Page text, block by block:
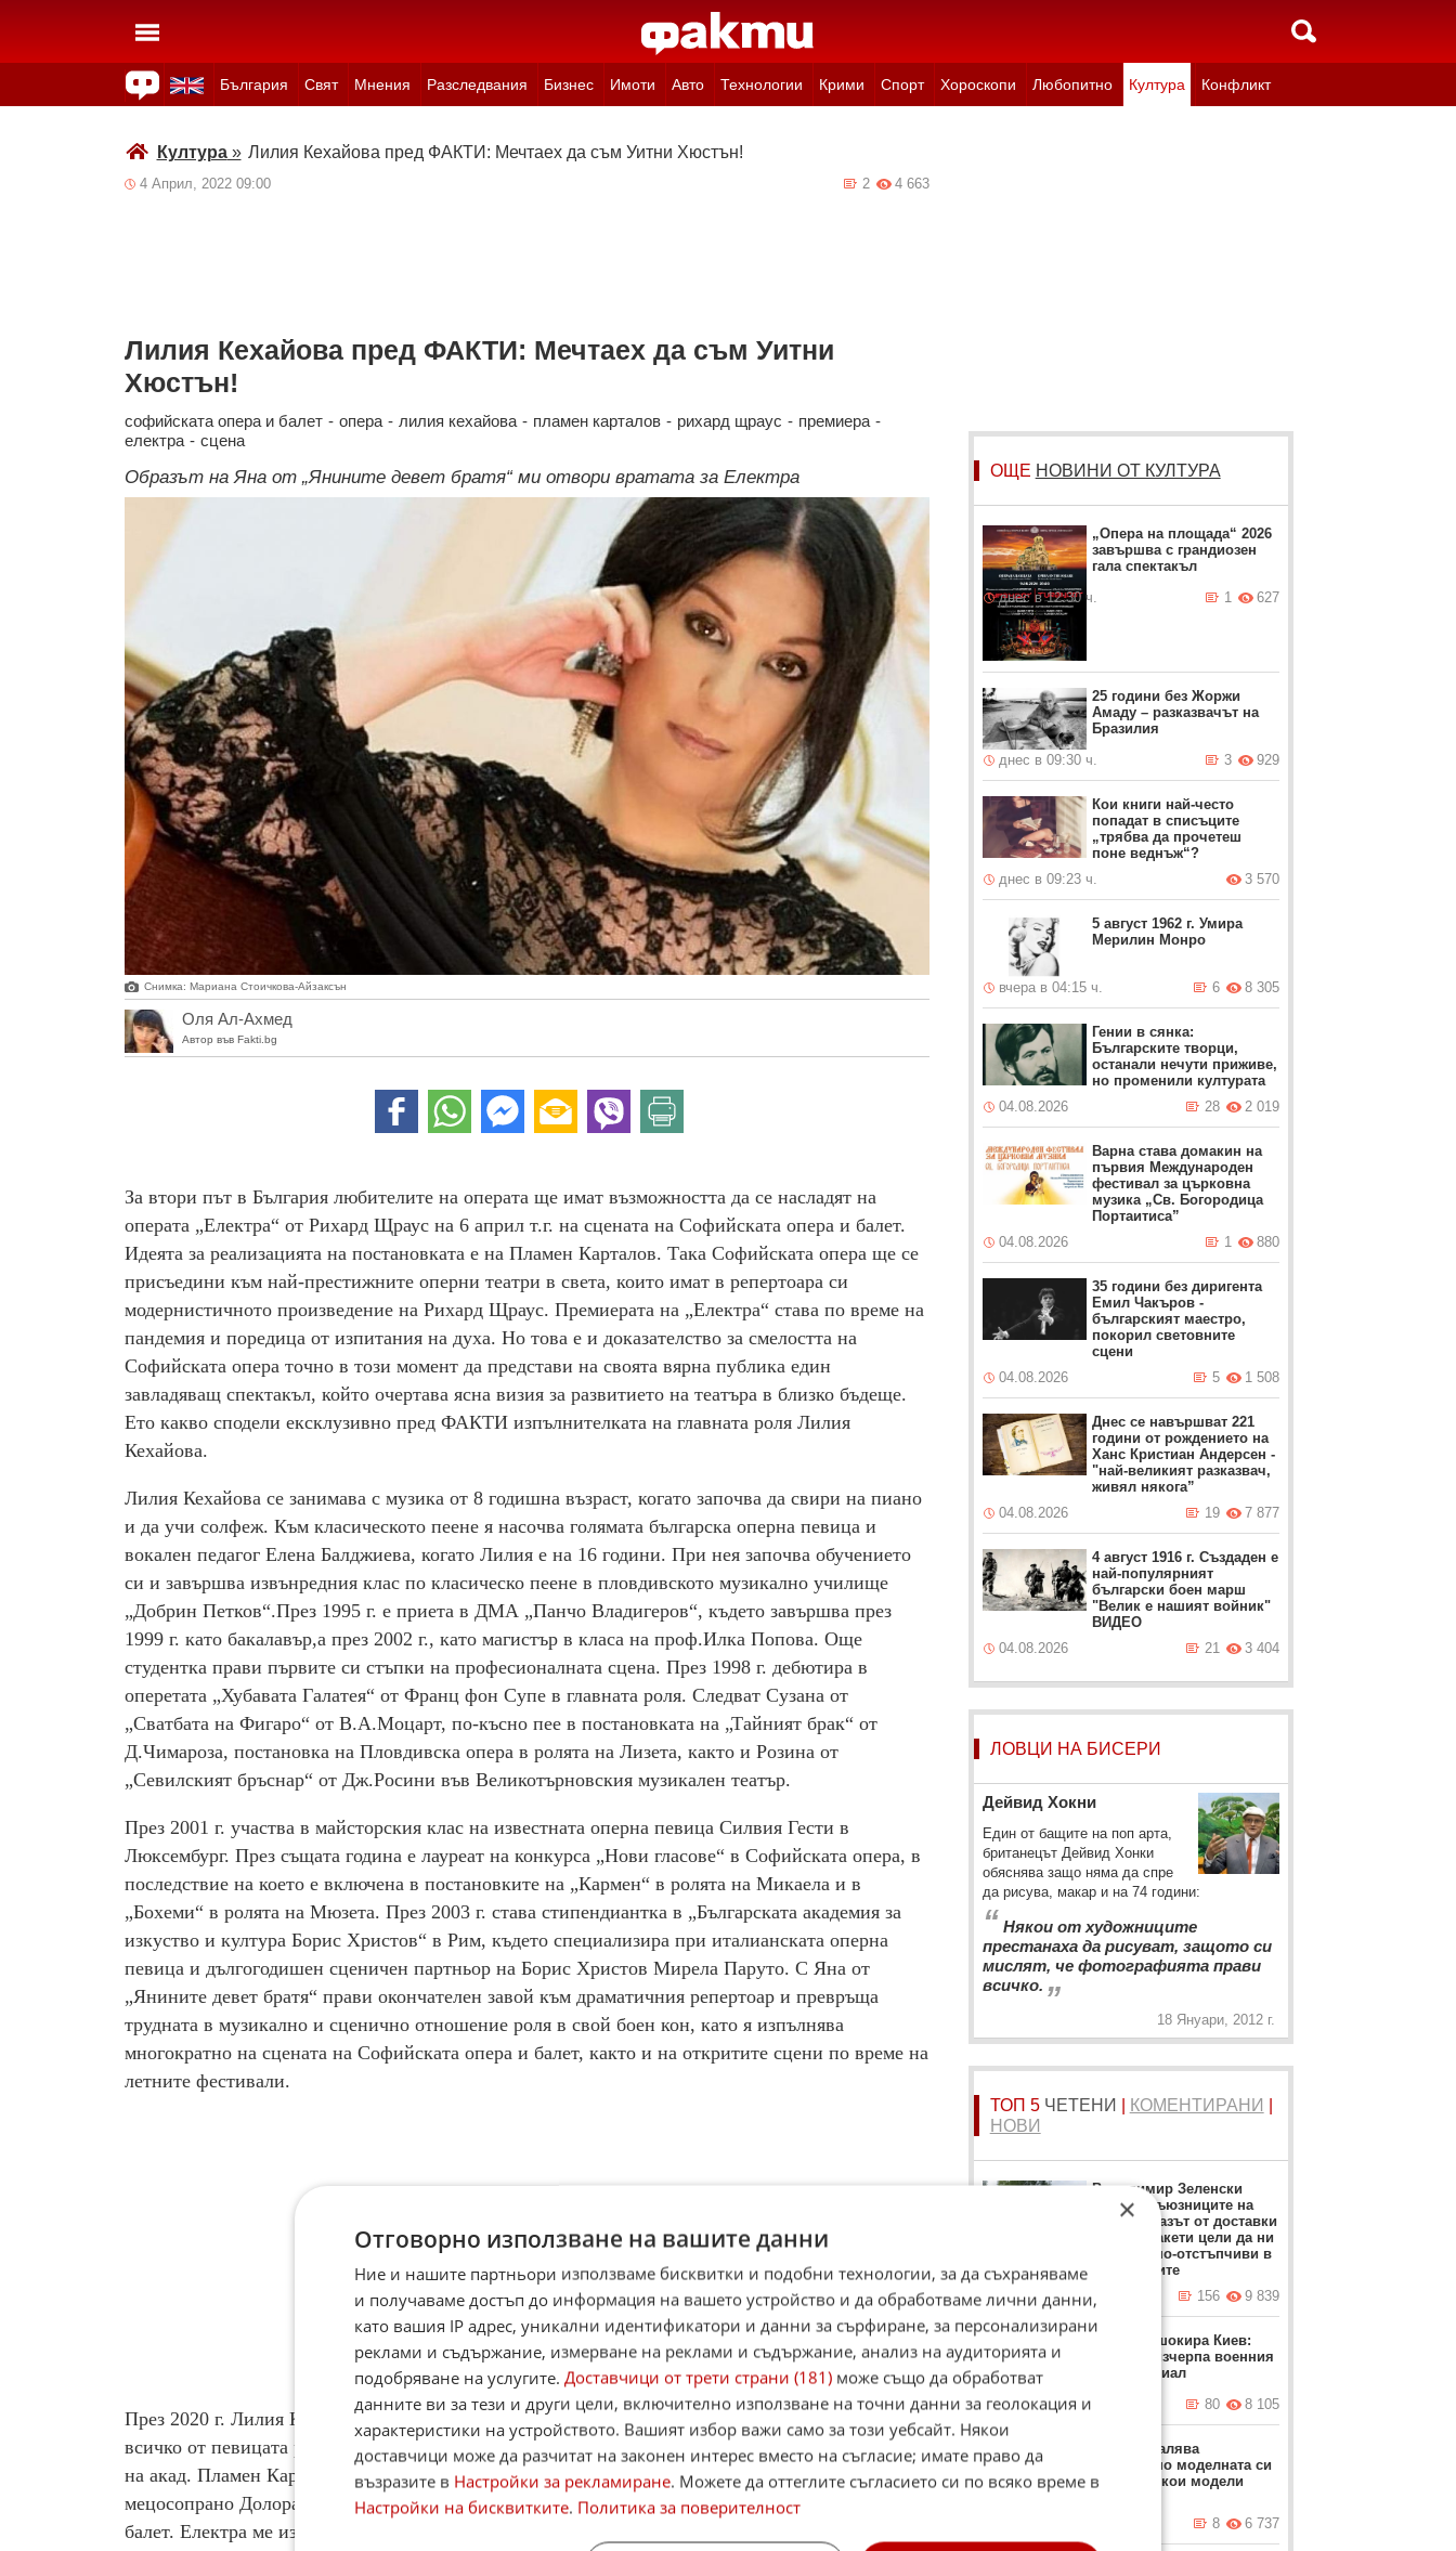
България Свят Мнения Разследвания Бизнес Имоти Авто Технологии Крими Спорт Хороскопи Любопитно Култура Конфликт
Култура» Лилия Кехайова пред ФАКТИ: Мечтаех да съм Уитни Хюстън!
4 Април, 2022 09:00 4 663
2
Лилия Кехайова пред ФАКТИ: Мечтаех да съм Уитни
Хюстън!
софийската опера и балет - опера - лилия кехайова - пламен карталов - рихард щраус - премиера -
електра - сцена
Образът на Яна от „Янините девет братя“ ми отвори вратата за Електра
Снимка: Мариана Стоичкова-Айзаксън
Оля Ал-Ахмед
Автор във Fakti.bg
За втори път в България любителите на операта ще имат възможността да се насладят на
операта „Електра“ от Рихард Щраус на 6 април т.г. на сцената на Софийската опера и балет.
Идеята за реализацията на постановката е на Пламен Карталов. Така Софийската опера ще се
присъедини към най-престижните оперни театри в света, които имат в репертоара си
модернистичното произведение на Рихард Щраус. Премиерата на „Електра“ става по време на
пандемия и поредица от изпитания на духа. Но това е и доказателство за смелостта на
Софийската опера точно в този момент да представи на своята вярна публика един
завладяващ спектакъл, който очертава ясна визия за развитието на театъра в близко бъдеще.
Ето какво сподели ексклузивно пред ФАКТИ изпълнителката на главната роля Лилия
Кехайова.
Лилия Кехайова се занимава с музика от 8 годишна възраст, когато започва да свири на пиано
и да учи солфеж. Към класическото пеене я насочва голямата българска оперна певица и
вокален педагог Елена Балджиева, когато Лилия е на 16 години. При нея започва обучението
си и завършва извънредния клас по класическо пеене в пловдивското музикално училище
„Добрин Петков“.През 1995 г. е приета в ДМА „Панчо Владигеров“, където завършва през
1999 г. като бакалавър,а през 2002 г., като магистър в класа на проф.Илка Попова. Още
студентка прави първите си стъпки на професионалната сцена. През 1998 г. дебютира в
оперетата „Хубавата Галатея“ от Франц фон Супе в главната роля. Следват Сузана от
„Сватбата на Фигаро“ от В.А.Моцарт, по-късно пее в постановката на „Тайният брак“ от
Д.Чимароза, постановка на Пловдивска опера в ролята на Лизета, както и Розина от
„Севилският бръснар“ от Дж.Росини във Великотърновския музикален театър.
През 2001 г. участва в майсторския клас на известната оперна певица Силвия Гести в
Люксембург. През същата година е лауреат на конкурса „Нови гласове“ в Софийската опера, в
последствие на което е включена в постановките на „Кармен“ в ролята на Микаела и в
„Бохеми“ в ролята на Мюзета. През 2003 г. става стипендиантка в „Българската академия за
изкуство и култура Борис Христов“ в Рим, където специализира при италианската оперна
певица и дългогодишен сценичен партньор на Борис Христов Мирела Паруто. С Яна от
„Янините девет братя“ прави окончателен завой към драматичния репертоар и превръща
трудната в музикално и сценично отношение роля в свой боен кон, като я изпълнява
многократно на сцената на Софийската опера и балет, както и на откритите сцени по време на
летните фестивали.
През 2020 г. Лилия Кехайова става първата изпълнителка в България на трудната и изискваща
всичко от певицата роля на Електра от едноименната опера на Рихард Щраус, под режисурата
на акад. Пламен Карталов. За изграждането на образа и помага работата със световното
мецосопрано Долора Заджик по време на нейния майсторски клас в Софийската опера и
балет. Електра ме изразява напълно като певица и актриса. Тя е моята голяма любов на
ОЩЕ НОВИНИ ОТ КУЛТУРА
„Опера на площада“ 2026
завършва с грандиозен
гала спектакъл
днес в 12:30 ч.
627
1
25 години без Жоржи
Амаду – разказвачът на
Бразилия
днес в 09:30 ч.
929
3
Кои книги най-често
попадат в списъците
„трябва да прочетеш
поне веднъж“?
днес в 09:23 ч.
3 570
5 август 1962 г. Умира
Мерилин Монро
вчера в 04:15 ч. 8 305
6
Гении в сянка:
Българските творци,
останали нечути приживе,
но променили културата
04.08.2026
2 019
28
Варна става домакин на
първия Международен
фестивал за църковна
музика „Св. Богородица
Портаитиса”
04.08.2026
880
1
35 години без диригента
Емил Чакъров -
българският маестро,
покорил световните
сцени
04.08.2026
1 508
5
Днес се навършват 221
години от рождението на
Ханс Кристиан Андерсен -
"най-великият разказвач,
живял някога”
04.08.2026
7 877
19
4 август 1916 г. Създаден е
най-популярният
български боен марш
"Велик е нашият войник"
ВИДЕО
04.08.2026
3 404
21
ЛОВЦИ НА БИСЕРИ
Дейвид Хокни
Един от бащите на поп арта,
британецът Дейвид Хонки
обяснява защо няма да спре
да рисува, макар и на 74 години:
“ Някои от художниците
престанаха да рисуват, защото си
мислят, че фотографията прави
всичко. „
18 Януари, 2012 г.
ТОП 5 ЧЕТЕНИ КОМЕНТИРАНИ
НОВИ
Володимир Зеленски
обвини съюзниците на
Киев: Отказът от доставки
на ПВО ракети цели да ни
направи по-отстъпчиви в
преговорите
днес в 12:37 ч.
9 839
156
Залужни шокира Киев:
Украйна изчерпа военния
си потенциал
днес в 05:49 ч.
8 105
80
BMW намалява
значително моделната си
гама. Ето кои модели
6 737
8
×
Отговорно използване на вашите данни
Ние и нашите партньори използваме бисквитки и подобни технологии, за да съхраняваме
и получаваме достъп до информация на вашето устройство и да обработваме лични данни,
като вашия IP адрес, уникални идентификатори и данни за сърфиране, за персонализирани
реклами и съдържание, измерване на реклами и съдържание, анализ на аудиторията и
подобряване на услугите. Доставчици от трети страни (181) може също да обработват
данните ви за тези и други цели, включително използване на точни данни за геолокация и
характеристики на устройството. Вашият избор важи само за този уебсайт. Някои
доставчици може да разчитат на законен интерес вместо на съгласие; имате право да
възразите в Настройки за рекламиране. Можете да оттеглите съгласието си по всяко време в
Настройки на бисквитките. Политика за поверителност